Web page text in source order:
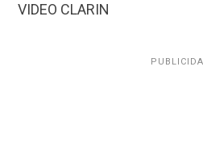
VIDEO CLARIN